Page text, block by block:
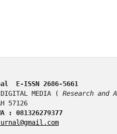
E-ISSN 2686-5661
MEDIA ( Research and
57126
: 081326279377